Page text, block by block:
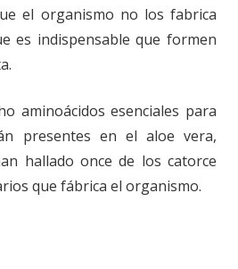
el organismo no los fabrica
es indispensable que formen
aminoácidos esenciales para
presentes en el aloe vera,
hallado once de los catorce
que fábrica el organismo.